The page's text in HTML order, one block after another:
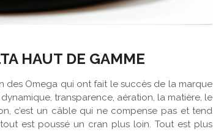
HAUT DE GAMME
des Omega qui ont fait le succès de la marque
transparence, aération, la matière, le
c’est un câble qui ne compense pas et tend
est poussé un cran plus loin. Tout est plus